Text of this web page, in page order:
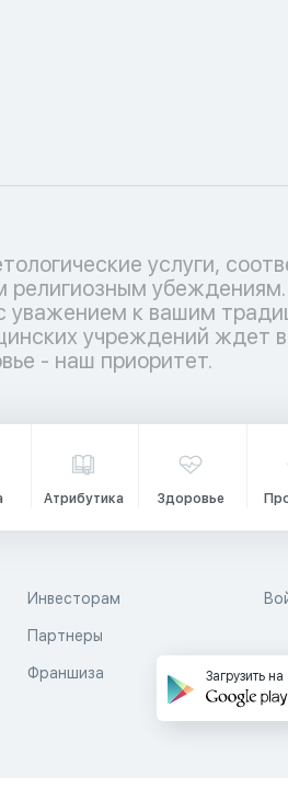
- наш приоритет.
Атрибутика Здоровье
Инвесторам
Партнеры
Франшиза Загрузить на